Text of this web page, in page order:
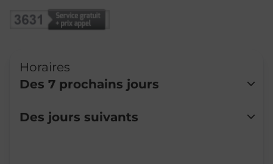
Horaires
Des 7 prochains jours
Lundi
Fermé
Des jours suivants